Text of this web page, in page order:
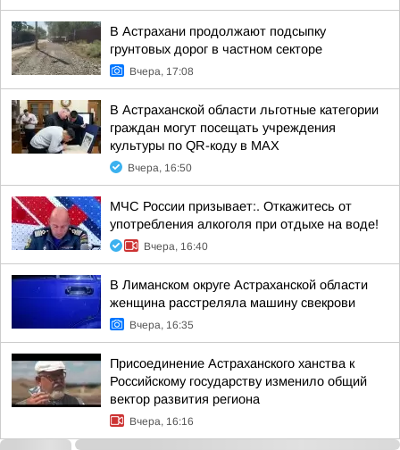
В Астрахани продолжают подсыпку
грунтовых дорог в частном секторе
Вчера, 17:08
В Астраханской области льготные категории
граждан могут посещать учреждения
культуры по QR-коду в МАХ
Вчера, 16:50
МЧС России призывает:. Откажитесь от
употребления алкоголя при отдыхе на воде!
Вчера, 16:40
В Лиманском округе Астраханской области
женщина расстреляла машину свекрови
Вчера, 16:35
Присоединение Астраханского ханства к
Российскому государству изменило общий
вектор развития региона
Вчера, 16:16